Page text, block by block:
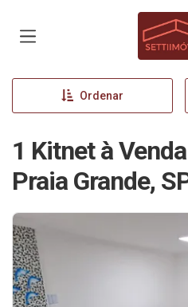
Ordenar
1 Kitnet à
Praia Grande,